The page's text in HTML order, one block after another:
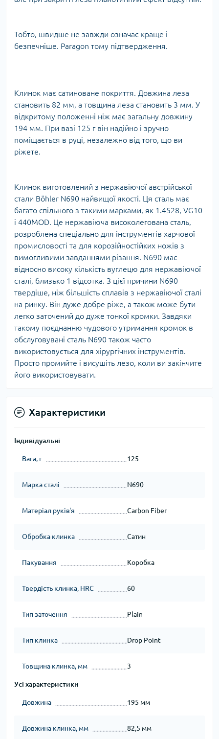
Тобто, швидше не завжди означає краще і
безпечніше. Paragon тому підтвердження.
Клинок має сатиноване покриття. Довжина леза
становить 82 мм, а товщина леза становить 3 мм. У
відкритому положенні ніж має загальну довжину
194 мм. При вазі 125 г він надійно і зручно
поміщається в руці, незалежно від того, що ви
ріжете.
Клинок виготовлений з нержавіючої австрійської
стали Böhler N690 найвищої якості. Ця сталь має
багато спільного з такими марками, як 1.4528, VG10
і 440MOD. Це нержавіюча високолегована сталь,
розроблена спеціально для інструментів харчової
промисловості та для корозійностійких ножів з
вимогливими завданнями різання. N690 має
відносно високу кількість вуглецю для нержавіючої
сталі, близько 1 відсотка. З цієї причини N690
твердіше, ніж більшість сплавів з нержавіючої сталі
на ринку. Він дуже добре ріже, а також може бути
легко заточений до дуже тонкої кромки. Завдяки
такому поєднанню чудового утримання кромок в
обслуговувані сталь N690 також часто
використовується для хірургічних інструментів.
Просто промийте і висушіть лезо, коли ви закінчите
його використовувати.
Характеристики
Індивідуальні
Вага, г 125
Марка сталі N690
Матеріал руків'я Carbon Fiber
Обробка клинка Сатин
Пакування Коробка
Твердість клинка, HRC 60
Тип заточення Plain
Тип клинка Drop Point
Товщина клинка, мм 3
Усі характеристики
Довжина 195 мм
Довжина клинка, мм 82,5 мм